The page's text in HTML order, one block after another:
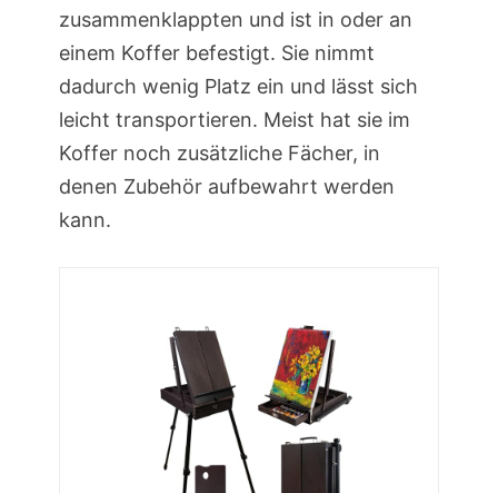
zusammenklappten und ist in oder an
einem Koffer befestigt. Sie nimmt
dadurch wenig Platz ein und lässt sich
leicht transportieren. Meist hat sie im
Koffer noch zusätzliche Fächer, in
denen Zubehör aufbewahrt werden
kann.